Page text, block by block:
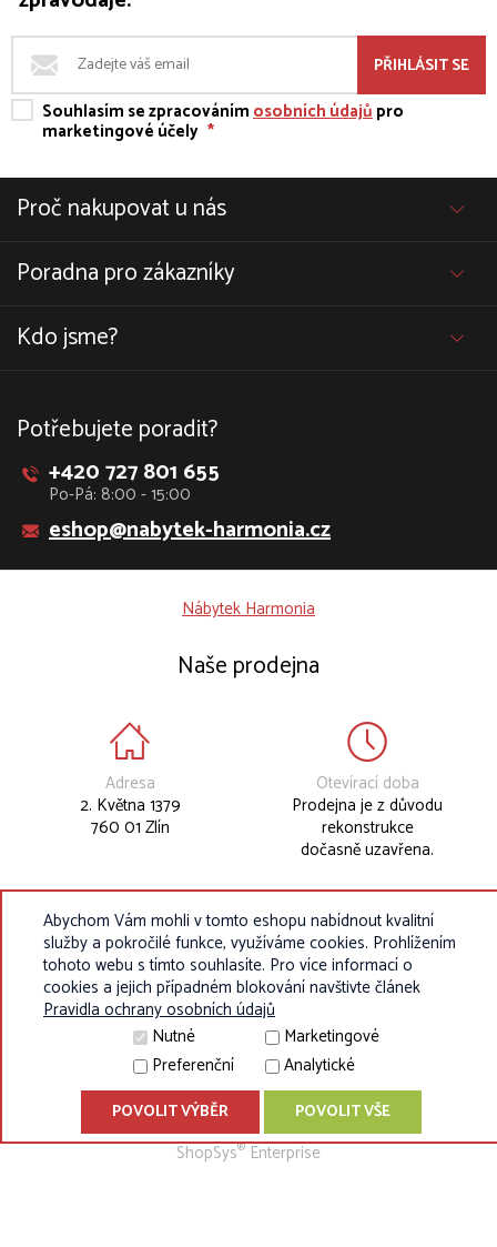
PŘIHLÁSIT SE
Souhlasím se zpracovánímosobních údajůpro
marketingové účely *
Proč nakupovat u nás
Poradna pro zákazníky
Kdo jsme?
Potřebujete poradit?
+420 727 801 655
Po-Pá: 8:00 - 15:00
eshop@nabytek-harmonia.cz
Nábytek Harmonia
Naše prodejna
Adresa
2. Května 1379
760 01 Zlín
Otevírací doba
Prodejna je z důvodu
rekonstrukce
dočasně uzavřena.
© 2010 - 2026 Eurokosik.cz - vybavení do dětských pokojíků |
ShopSys® Enterprise
Abychom Vám mohli v tomto eshopu nabídnout kvalitní
služby a pokročilé funkce, využíváme cookies. Prohlížením
tohoto webu s tímto souhlasíte. Pro více informací o
cookies a jejich případném blokování navštivte článek
Pravidla ochrany osobních údajů
Nutné
Marketingové
Preferenční
Analytické
POVOLIT VÝBĚR POVOLIT VŠE